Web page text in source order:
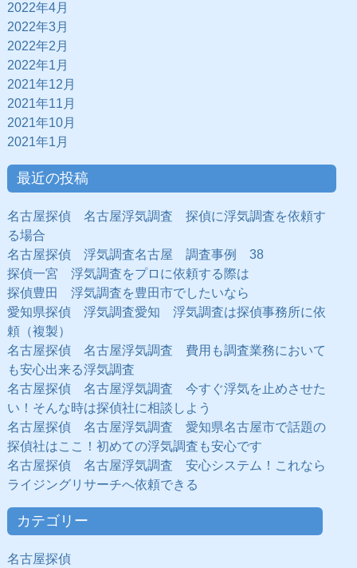
2022年4月
2022年3月
2022年2月
2022年1月
2021年12月
2021年11月
2021年10月
2021年1月
最近の投稿
名古屋探偵 名古屋浮気調査 探偵に浮気調査を依頼す
る場合
名古屋探偵 浮気調査名古屋 調査事例 38
探偵一宮 浮気調査をプロに依頼する際は
探偵豊田 浮気調査を豊田市でしたいなら
愛知県探偵 浮気調査愛知 浮気調査は探偵事務所に依
頼（複製）
名古屋探偵 名古屋浮気調査 費用も調査業務において
も安心出来る浮気調査
名古屋探偵 名古屋浮気調査 今すぐ浮気を止めさせた
い！そんな時は探偵社に相談しよう
名古屋探偵 名古屋浮気調査 愛知県名古屋市で話題の
探偵社はここ！初めての浮気調査も安心です
名古屋探偵 名古屋浮気調査 安心システム！これなら
ライジングリサーチへ依頼できる
カテゴリー
名古屋探偵